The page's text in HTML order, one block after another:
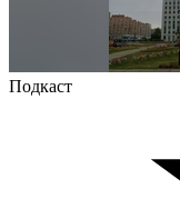
Подкаст